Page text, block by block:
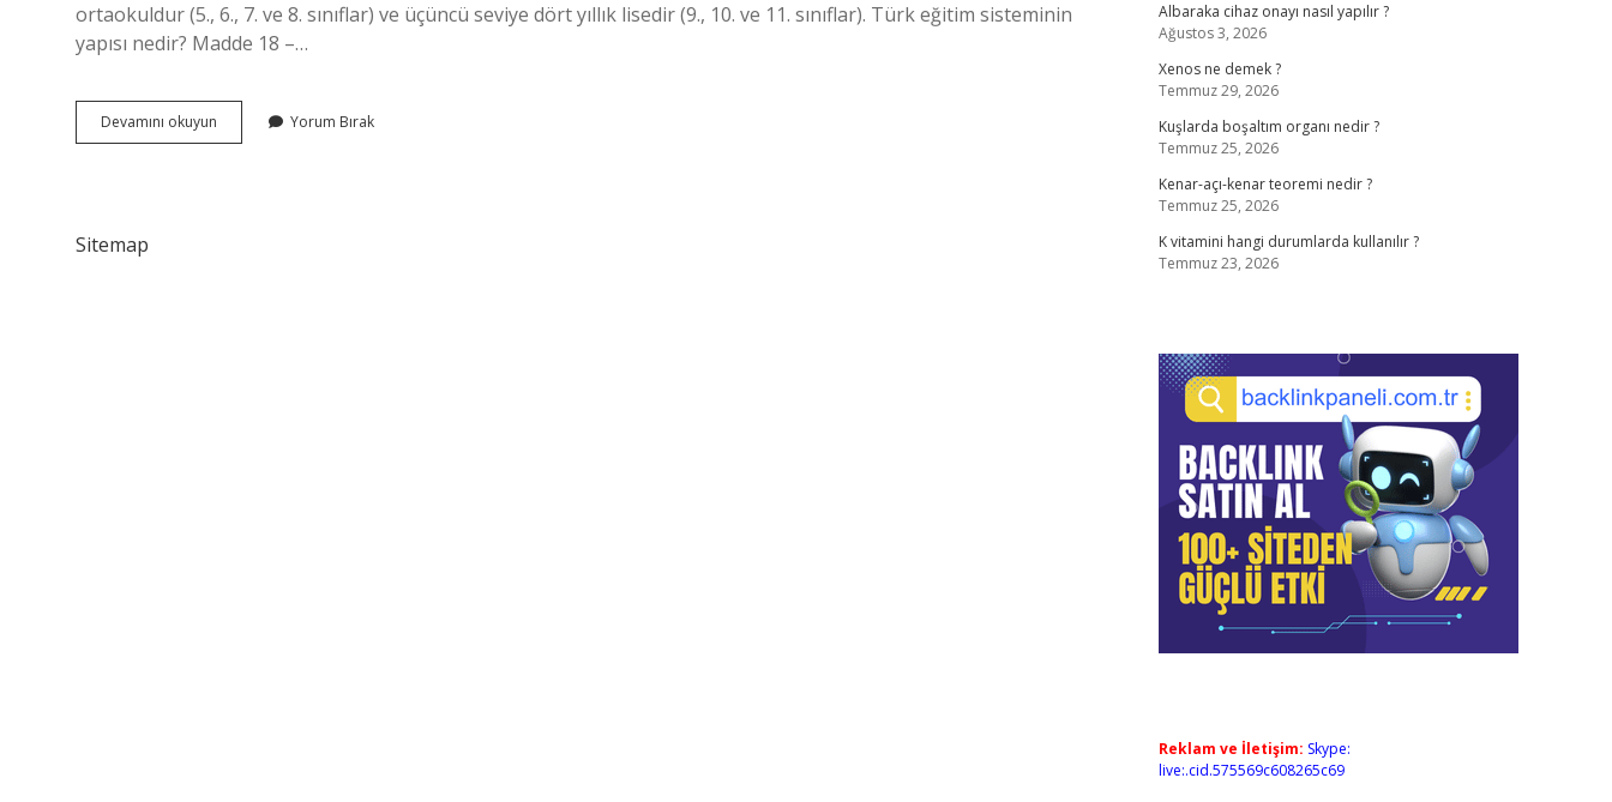
ortaokuldur (5., 6., 7. ve 8. sınıflar) ve üçüncü seviye dört yıllık lisedir (9., 10. ve 11. sınıflar). Türk eğitim sisteminin
yapısı nedir? Madde 18 –…
Devamını okuyun
Sistemimiz
Yorum Bırak
Sitemap
Albaraka cihaz onayı nasıl yapılır ?
Ağustos 3, 2026
Xenos ne demek ?
Temmuz 29, 2026
Kuşlarda boşaltım organı nedir ?
Temmuz 25, 2026
Kenar-açı-kenar teoremi nedir ?
Temmuz 25, 2026
K vitamini hangi durumlarda kullanılır ?
Temmuz 23, 2026
Reklam ve İletişim: Skype:
live:.cid.575569c608265c69